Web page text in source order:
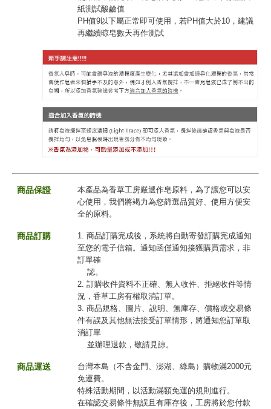
紙測試酸鹼值
PH值9以下屬正常即可使用，若PH值大於10，建議
再繼續晾皂數天再作測試
商品保證
本產品為香草工房嚴選作皂原料，為了讓您可以安
心使用，我們將竭力為您篩選品質好、使用方便安
全的原料。
商品訂購
1. 商品訂購完成後，系統將自動寄發訂購完成通知
至您的電子信箱。通知函僅通知接獲購買需求，非
訂單確
認。
2. 訂購收件資料不正確、無人收件、拒絕收件等情
況，香草工房有權取消訂單。
3. 商品規格、圖片、說明、無庫存、價格或交易條
件有誤及其他無法接受訂單情形，將通知您訂單取
消訂單
並辦理退款，敬請見諒。
商品運送
台灣本島（不含金門、澎湖、綠島）購物滿2000元
免運費。
特殊活動期間，以活動滿額免運的規則進行。
在確認交易條件無誤且有庫存後，工房將於您付款